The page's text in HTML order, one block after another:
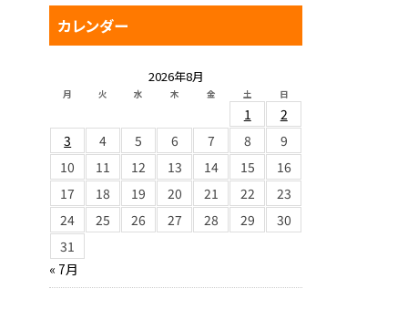
カレンダー
2026年8月
月 火 水 木 金 土 日
1
2
3
4 5 6 7 8
9
10
11 12 13 14 15
16
17
18 19 20 21 22
23
24
25 26 27 28 29
30
31
« 7月